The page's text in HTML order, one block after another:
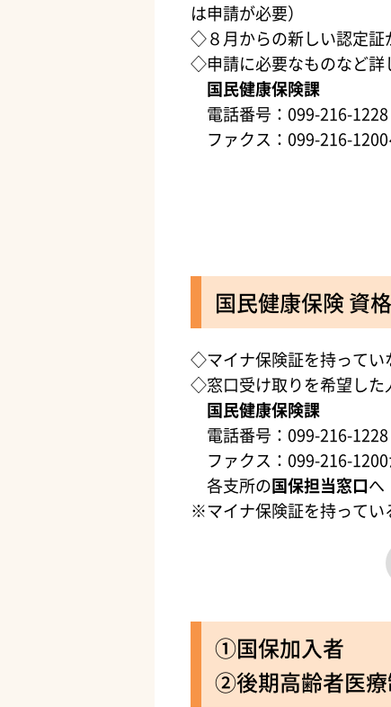
は申請が必要）
◇８月からの新しい認定証
◇申請に必要なものなど詳
国民健康保険課
電話番号：099-216-1228
ファクス：099-216-
国民健康保険 資
◇マイナ保険証を持ってい
◇窓口受け取りを希望した
国民健康保険課
電話番号：099-216-1228
ファクス：099-216-
各支所の国保担当窓口へ
※マイナ保険証を持ってい
①国保加入者
②後期高齢者医療